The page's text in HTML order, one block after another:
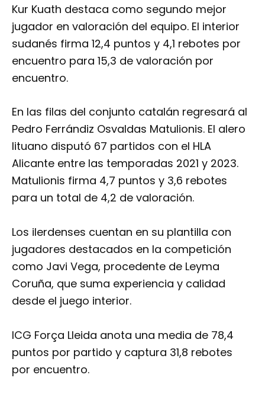
Kur Kuath destaca como segundo mejor
jugador en valoración del equipo. El interior
sudanés firma 12,4 puntos y 4,1 rebotes por
encuentro para 15,3 de valoración por
encuentro.
En las filas del conjunto catalán regresará al
Pedro Ferrándiz Osvaldas Matulionis. El alero
lituano disputó 67 partidos con el HLA
Alicante entre las temporadas 2021 y 2023.
Matulionis firma 4,7 puntos y 3,6 rebotes
para un total de 4,2 de valoración.
Los ilerdenses cuentan en su plantilla con
jugadores destacados en la competición
como Javi Vega, procedente de Leyma
Coruña, que suma experiencia y calidad
desde el juego interior.
ICG Força Lleida anota una media de 78,4
puntos por partido y captura 31,8 rebotes
por encuentro.